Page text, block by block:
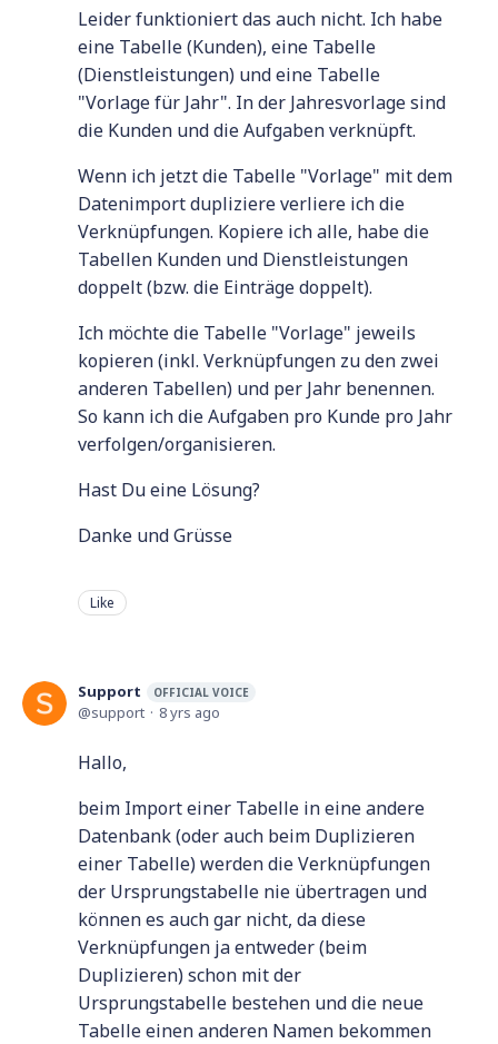
Leider funktioniert das auch nicht. Ich habe
eine Tabelle (Kunden), eine Tabelle
(Dienstleistungen) und eine Tabelle
"Vorlage für Jahr". In der Jahresvorlage sind
die Kunden und die Aufgaben verknüpft.
Wenn ich jetzt die Tabelle "Vorlage" mit dem
Datenimport dupliziere verliere ich die
Verknüpfungen. Kopiere ich alle, habe die
Tabellen Kunden und Dienstleistungen
doppelt (bzw. die Einträge doppelt).
Ich möchte die Tabelle "Vorlage" jeweils
kopieren (inkl. Verknüpfungen zu den zwei
anderen Tabellen) und per Jahr benennen.
So kann ich die Aufgaben pro Kunde pro Jahr
verfolgen/organisieren.
Hast Du eine Lösung?
Danke und Grüsse
Like
Support OFFICIAL VOICE
support 8 yrs ago
Hallo,
beim Import einer Tabelle in eine andere
Datenbank (oder auch beim Duplizieren
einer Tabelle) werden die Verknüpfungen
der Ursprungstabelle nie übertragen und
können es auch gar nicht, da diese
Verknüpfungen ja entweder (beim
Duplizieren) schon mit der
Ursprungstabelle bestehen und die neue
Tabelle einen anderen Namen bekommen